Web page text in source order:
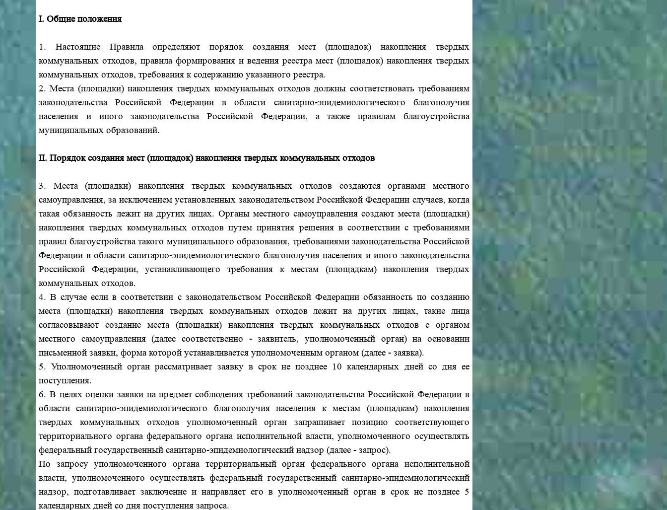
I. Общие положения
1. Настоящие Правила определяют порядок создания мест (площадок) накопления твердых
коммунальных отходов, правила формирования и ведения реестра мест (площадок) накопления твердых
коммунальных отходов, требования к содержанию указанного реестра.
2. Места (площадки) накопления твердых коммунальных отходов должны соответствовать требованиям
законодательства Российской Федерации в области санитарно-эпидемиологического благополучия
населения и иного законодательства Российской Федерации, а также правилам благоустройства
муниципальных образований.
II. Порядок создания мест (площадок) накопления твердых коммунальных отходов
3. Места (площадки) накопления твердых коммунальных отходов создаются органами местного
самоуправления, за исключением установленных законодательством Российской Федерации случаев, когда
такая обязанность лежит на других лицах. Органы местного самоуправления создают места (площадки)
накопления твердых коммунальных отходов путем принятия решения в соответствии с требованиями
правил благоустройства такого муниципального образования, требованиями законодательства Российской
Федерации в области санитарно-эпидемиологического благополучия населения и иного законодательства
Российской Федерации, устанавливающего требования к местам (площадкам) накопления твердых
коммунальных отходов.
4. В случае если в соответствии с законодательством Российской Федерации обязанность по созданию
места (площадки) накопления твердых коммунальных отходов лежит на других лицах, такие лица
согласовывают создание места (площадки) накопления твердых коммунальных отходов с органом
местного самоуправления (далее соответственно - заявитель, уполномоченный орган) на основании
письменной заявки, форма которой устанавливается уполномоченным органом (далее - заявка).
5. Уполномоченный орган рассматривает заявку в срок не позднее 10 календарных дней со дня ее
поступления.
6. В целях оценки заявки на предмет соблюдения требований законодательства Российской Федерации в
области санитарно-эпидемиологического благополучия населения к местам (площадкам) накопления
твердых коммунальных отходов уполномоченный орган запрашивает позицию соответствующего
территориального органа федерального органа исполнительной власти, уполномоченного осуществлять
федеральный государственный санитарно-эпидемиологический надзор (далее - запрос).
По запросу уполномоченного органа территориальный орган федерального органа исполнительной
власти, уполномоченного осуществлять федеральный государственный санитарно-эпидемиологический
надзор, подготавливает заключение и направляет его в уполномоченный орган в срок не позднее 5
календарных дней со дня поступления запроса.